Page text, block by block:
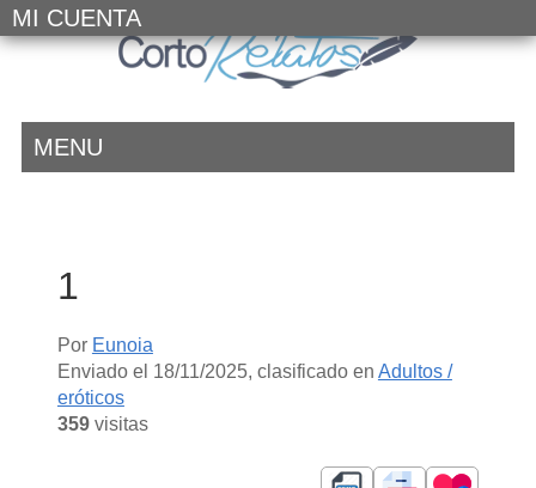
MI CUENTA
MENU
1
Por Eunoia
Enviado el 18/11/2025, clasificado en Adultos /
eróticos
359visitas